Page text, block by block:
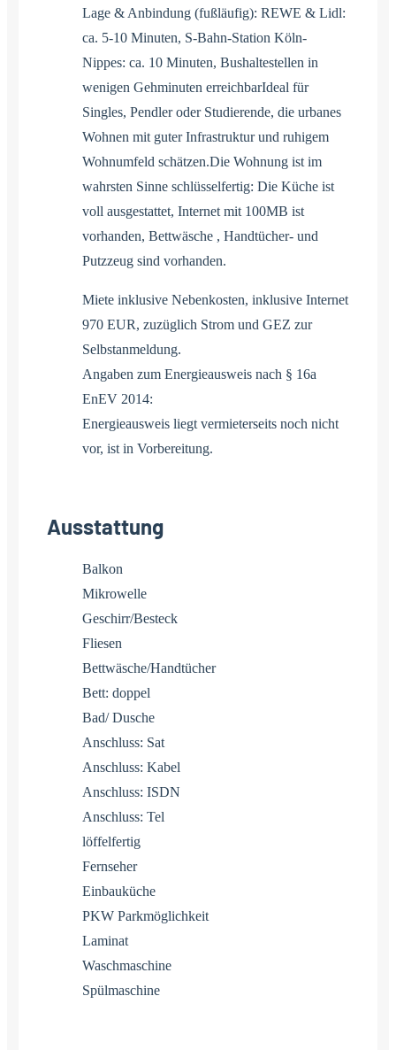
Lage & Anbindung (fußläufig): REWE & Lidl:
ca. 5-10 Minuten, S-Bahn-Station Köln-
Nippes: ca. 10 Minuten, Bushaltestellen in
wenigen Gehminuten erreichbarIdeal für
Singles, Pendler oder Studierende, die urbanes
Wohnen mit guter Infrastruktur und ruhigem
Wohnumfeld schätzen.Die Wohnung ist im
wahrsten Sinne schlüsselfertig: Die Küche ist
voll ausgestattet, Internet mit 100MB ist
vorhanden, Bettwäsche , Handtücher- und
Putzzeug sind vorhanden.
Miete inklusive Nebenkosten, inklusive Internet
970 EUR, zuzüglich Strom und GEZ zur
Selbstanmeldung.
Angaben zum Energieausweis nach § 16a
EnEV 2014:
Energieausweis liegt vermieterseits noch nicht
vor, ist in Vorbereitung.
Ausstattung
Balkon
Mikrowelle
Geschirr/Besteck
Fliesen
Bettwäsche/Handtücher
Bett: doppel
Bad/ Dusche
Anschluss: Sat
Anschluss: Kabel
Anschluss: ISDN
Anschluss: Tel
löffelfertig
Fernseher
Einbauküche
PKW Parkmöglichkeit
Laminat
Waschmaschine
Spülmaschine